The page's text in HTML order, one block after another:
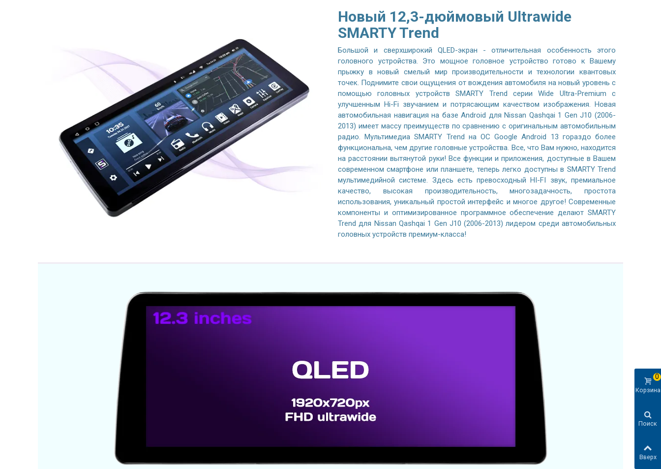
Новый 12,3-дюймовый Ultrawide
SMARTY Trend
Большой и сверхширокий QLED-экран - отличительная особенность этого
головного устройства. Это мощное головное устройство готово к Вашему
прыжку в новый смелый мир производительности и технологии квантовых
точек. Поднимите свои ощущения от вождения автомобиля на новый уровень с
помощью головных устройств SMARTY Trend серии Wide Ultra-Premium с
улучшенным Hi-Fi звучанием и потрясающим качеством изображения. Новая
автомобильная навигация на базе Android для Nissan Qashqai 1 Gen J10 (2006-
2013) имеет массу преимуществ по сравнению с оригинальным автомобильным
радио. Мультимедиа SMARTY Trend на ОС Google Android 13 гораздо более
функциональна, чем другие головные устройства. Все, что Вам нужно, находится
на расстоянии вытянутой руки! Все функции и приложения, доступные в Вашем
современном смартфоне или планшете, теперь легко доступны в SMARTY Trend
мультимедийной системе. Здесь есть превосходный HI-FI звук, премиальное
качество, высокая производительность, многозадачность, простота
использования, уникальный простой интерфейс и многое другое! Современные
компоненты и оптимизированное программное обеспечение делают SMARTY
Trend для Nissan Qashqai 1 Gen J10 (2006-2013) лидером среди автомобильных
головных устройств премиум-класса!
Корзина
0
Поиск
Вверх